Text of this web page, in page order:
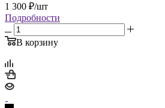
1 300 ₽/шт
Подробности
В корзину